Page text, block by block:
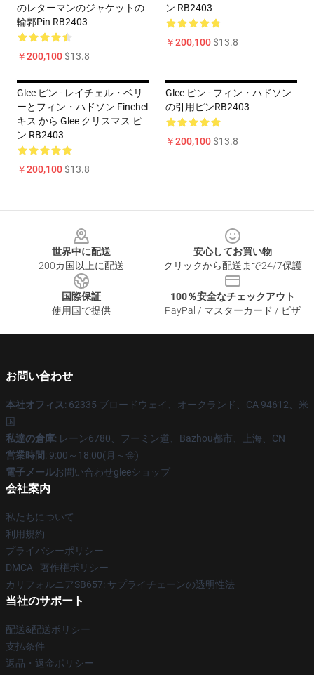
のレターマンのジャケットの
輪郭Pin RB2403
￥200,100$13.8
ン RB2403
￥200,100$13.8
Glee ピン - レイチェル・ベリ
ーとフィン・ハドソン Finchel
キス から Glee クリスマス ピ
ン RB2403
￥200,100$13.8
Glee ピン - フィン・ハドソン
の引用ピンRB2403
￥200,100$13.8
世界中に配送
200カ国以上に配送
安心してお買い物
クリックから配送まで24/7保護
国際保証
使用国で提供
100％安全なチェックアウト
PayPal / マスターカード / ビザ
お問い合わせ
本社オフィス: 62335 ブロードウェイ、オークランド、CA 94612、米
国
私達の倉庫: レーン6780、フーミン道、Bazhou都市、上海、CN
営業時間: 9:00～18:00(月～金)
電子メールお問い合わせgleeショップ
会社案内
私たちについて
利用規約
プライバシーポリシー
DMCA - 著作権ポリシー
カリフォルニアSB657: サプライチェーンの透明性法
当社のサポート
配送&配送ポリシー
支払条件
返品・返金ポリシー